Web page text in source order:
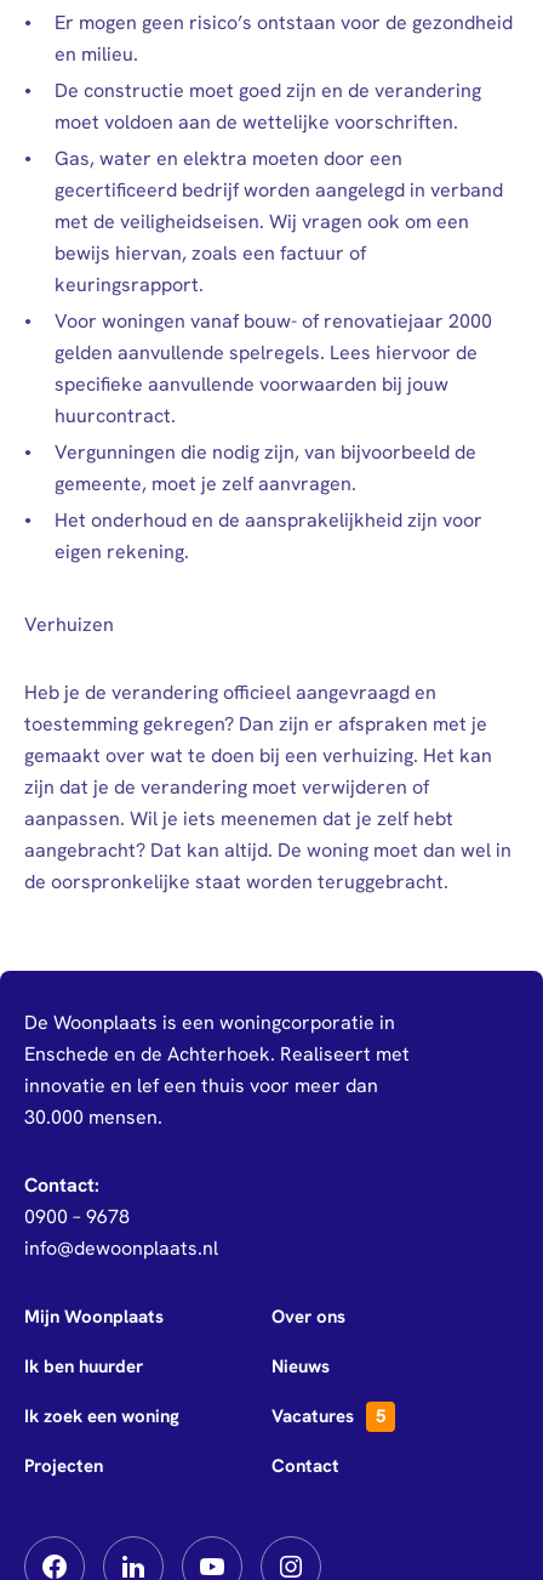
Er mogen geen risico’s ontstaan voor de gezondheid
en milieu.
De constructie moet goed zijn en de verandering
moet voldoen aan de wettelijke voorschriften.
Gas, water en elektra moeten door een
gecertificeerd bedrijf worden aangelegd in verband
met de veiligheidseisen. Wij vragen ook om een
bewijs hiervan, zoals een factuur of
keuringsrapport.
Voor woningen vanaf bouw- of renovatiejaar 2000
gelden aanvullende spelregels. Lees hiervoor de
specifieke aanvullende voorwaarden bij jouw
huurcontract.
Vergunningen die nodig zijn, van bijvoorbeeld de
gemeente, moet je zelf aanvragen.
Het onderhoud en de aansprakelijkheid zijn voor
eigen rekening.
Verhuizen
Heb je de verandering officieel aangevraagd en
toestemming gekregen? Dan zijn er afspraken met je
gemaakt over wat te doen bij een verhuizing. Het kan
zijn dat je de verandering moet verwijderen of
aanpassen. Wil je iets meenemen dat je zelf hebt
aangebracht? Dat kan altijd. De woning moet dan wel in
de oorspronkelijke staat worden teruggebracht.
De Woonplaats is een woningcorporatie in
Enschede en de Achterhoek. Realiseert met
innovatie en lef een thuis voor meer dan
30.000 mensen.
Contact:
0900 – 9678
info@dewoonplaats.nl
Mijn Woonplaats Over ons
Ik ben huurder Nieuws
Ik zoek een woning Vacatures 5
Projecten Contact